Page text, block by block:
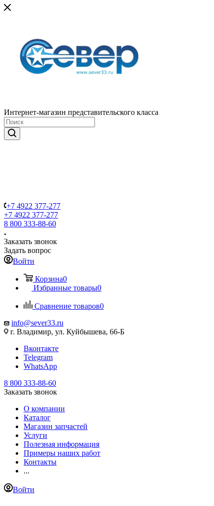
Интернет-магазин представительского класса
+7 4922 377-277
+7 4922 377-277
8 800 333-88-60
Заказать звонок
Задать вопрос
Войти
Корзина0
Избранные товары0
Сравнение товаров0
info@sever33.ru
г. Владимир, ул. Куйбышева, 66-Б
Вконтакте
Telegram
WhatsApp
8 800 333-88-60
Заказать звонок
О компании
Каталог
Магазин запчастей
Услуги
Полезная информация
Примеры наших работ
Контакты
...
Войти